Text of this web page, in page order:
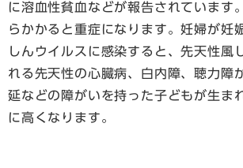
に溶血性貧血などが報告されています
らかかると重症になります。妊婦が妊
しんウイルスに感染すると、先天性風
れる先天性の心臓病、白内障、聴力障
延などの障がいを持った子どもが生ま
に高くなります。